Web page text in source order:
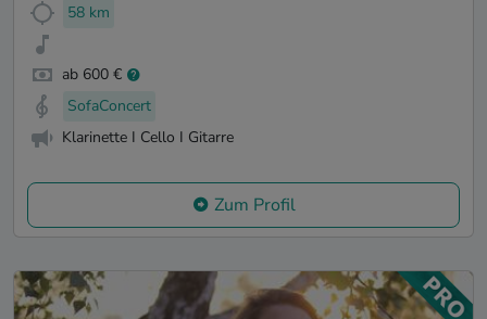
58 km
ab 600 €
SofaConcert
Klarinette I Cello I Gitarre
Zum Profil